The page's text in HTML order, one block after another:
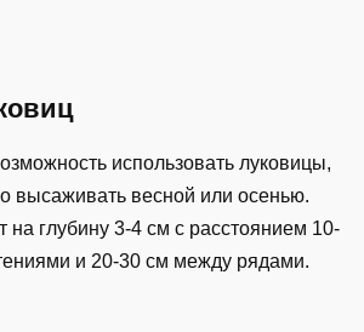
использовать луковицы,
высаживать весной или осенью.
глубину 3-4 см с расстоянием 10-
и 20-30 см между рядами.